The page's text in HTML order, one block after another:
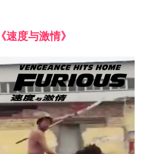
《速度与激情》